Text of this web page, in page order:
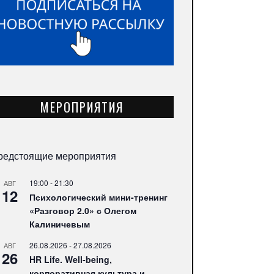
МЕРОПРИЯТИЯ
мероприятия
АВГ
12
19:00 -21:30
Психологический мини-тренинг
«Разговор 2.0» с Олегом
Калиничевым
АВГ
26
26.08.2026 -27.08.2026
HR Life. Well-being,